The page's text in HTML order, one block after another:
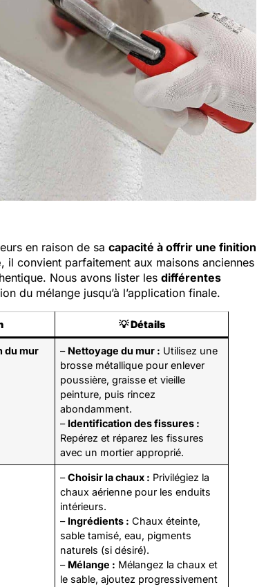
en raison de sa capacité à offrir une finition
, il convient parfaitement aux maisons anciennes
Nous avons lister les différentes
du mélange jusqu’à l’application finale.
💡Détails
du mur – Nettoyage du mur : Utilisez une
brosse métallique pour enlever
poussière, graisse et vieille
peinture, puis rincez
abondamment.
– Identification des fissures :
Repérez et réparez les fissures
avec un mortier approprié.
–Choisir la chaux : Privilégiez la
chaux aérienne pour les enduits
intérieurs.
– Ingrédients : Chaux éteinte,
sable tamisé, eau, pigments
naturels (si désiré).
– Mélange : Mélangez la chaux et
le sable, ajoutez progressivement